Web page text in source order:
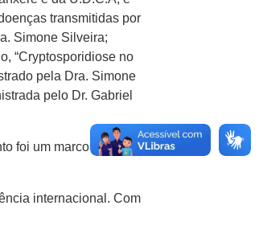
transmitidas por
Simone Silveira;
“Cryptosporidiose no
pela Dra. Simone
pelo Dr. Gabriel
foi um marco para o
internacional. Com